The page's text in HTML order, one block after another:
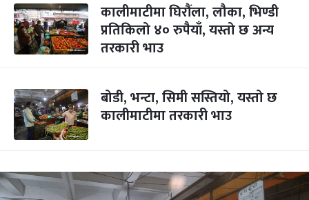
कालीमाटीमा घिरौंला, लौका, भिण्डी
प्रतिकिलो ४० रुपैयाँ, यस्तो छ अन्य
तरकारी भाउ
बोडी, भन्टा, सिमी सस्तियो, यस्तो छ
कालीमाटीमा तरकारी भाउ